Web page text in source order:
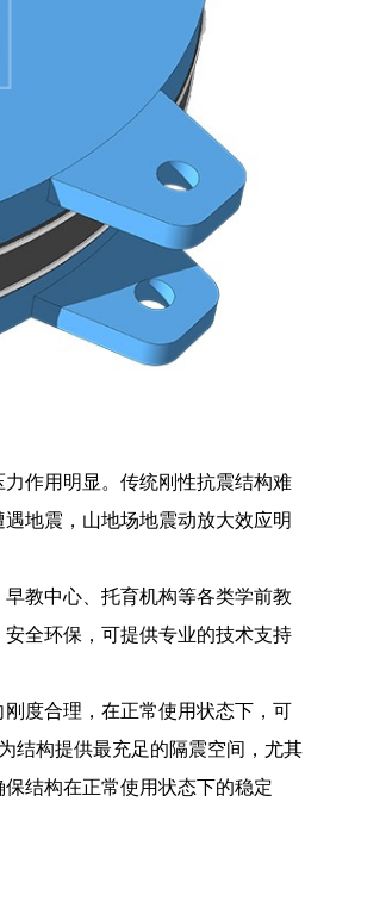
作用明显。传统刚性抗震结构难
地震，山地场地震动放大效应明
教中心、托育机构等各类学前教
全环保，可提供专业的技术支持
度合理，在正常使用状态下，可
结构提供最充足的隔震空间，尤其
结构在正常使用状态下的稳定